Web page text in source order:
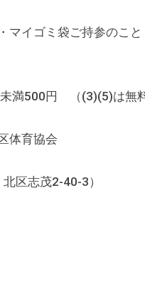
イゴミ袋ご持参のこと
満500円 （(3)(5)は無料
体育協会
区志茂2-40-3）